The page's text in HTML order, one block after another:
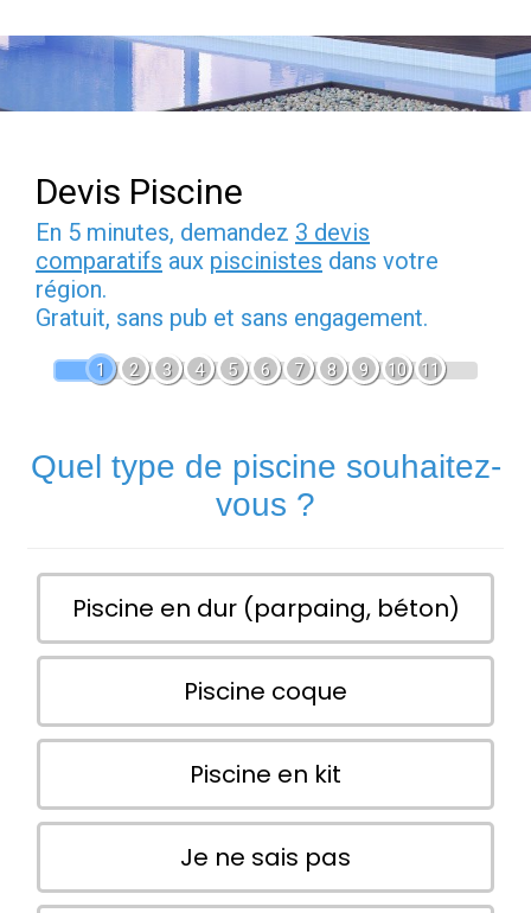
Devis Piscine
En 5 minutes, demandez 3 devis
comparatifs aux piscinistes dans votre
région.
Gratuit, sans pub et sans engagement.
1 2 3 4 5 6 7 8 9 10 11
Quel type de piscine souhaitez-
vous ?
Piscine en dur (parpaing, béton)
Piscine coque
Piscine en kit
Je ne sais pas